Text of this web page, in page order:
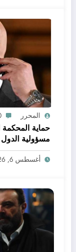
المحرر
حماية المحكمة
مسؤولية
أغسطس 6, 2026